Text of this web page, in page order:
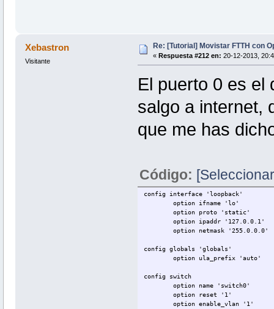
Xebastron
Visitante
Re: [Tutorial] Movistar FTTH con
« Respuesta #212 en: 20-12-2013,
El puerto 0 es el
salgo a internet,
que me has
Código:
config interface 'loopback'
option ifname 'lo'
option proto 'static'
option ipaddr '127.0.0.1'
option netmask '255.0.0.0'
config globals 'globals'
option ula_prefix 'auto'
config switch
option name 'switch0'
option reset '1'
option enable_vlan '1'